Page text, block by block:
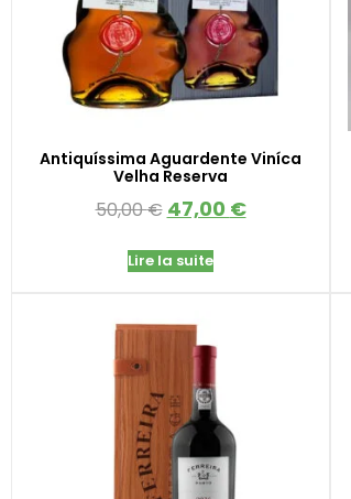
Antiquíssima Aguardente Viníca
Velha Reserva
50,00€ 47,00 €
Lire la suite